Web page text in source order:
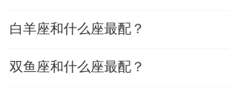
白羊座和什么座最配？
双鱼座和什么座最配？